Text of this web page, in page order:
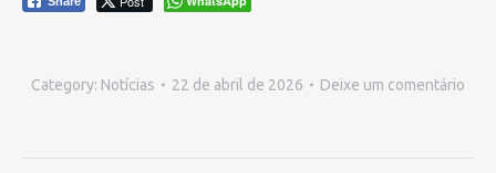
Category: Notícias 22 de abril de 2026 Deixe um comentário